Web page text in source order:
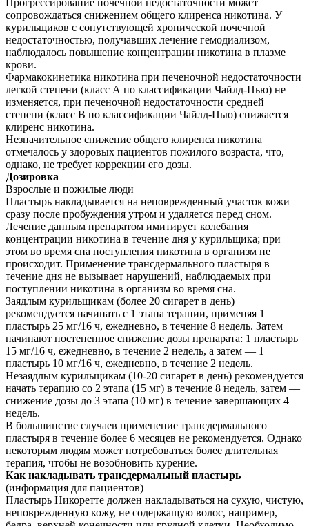
сопровождаться снижением общего клиренса никотина. У
курильщиков с сопутствующей хронической почечной
недостаточностью, получавших лечение гемодиализом,
наблюдалось повышение концентрации никотина в плазме
крови.
Фармакокинетика никотина при печеночной недостаточности
легкой степени (класс А по классификации Чайлд-Пью) не
изменяется, при печеночной недостаточности средней
степени (класс В по классификации Чайлд-Пью) снижается
клиренс никотина.
Незначительное снижение общего клиренса никотина
отмечалось у здоровых пациентов пожилого возраста, что,
однако, не требует коррекции его дозы.
Дозировка
Взрослые и пожилые люди
Пластырь накладывается на неповрежденный участок кожи
сразу после пробуждения утром и удаляется перед сном.
Лечение данным препаратом имитирует колебания
концентрации никотина в течение дня у курильщика; при
этом во время сна поступления никотина в организм не
происходит. Применение трансдермального пластыря в
течение дня не вызывает нарушений, наблюдаемых при
поступлении никотина в организм во время сна.
Заядлым курильщикам (более 20 сигарет в день)
рекомендуется начинать с 1 этапа терапии, применяя 1
пластырь 25 мг/16 ч, ежедневно, в течение 8 недель. Затем
начинают постепенное снижение дозы препарата: 1 пластырь
15 мг/16 ч, ежедневно, в течение 2 недель, а затем — 1
пластырь 10 мг/16 ч, ежедневно, в течение 2 недель.
Незаядлым курильщикам (10-20 сигарет в день) рекомендуется
начать терапию со 2 этапа (15 мг) в течение 8 недель, затем —
снижение дозы до 3 этапа (10 мг) в течение завершающих 4
недель.
В большинстве случаев применение трансдермального
пластыря в течение более 6 месяцев не рекомендуется. Однако
некоторым людям может потребоваться более длительная
терапия, чтобы не возобновить курение.
Как накладывать трансдермальный пластырь
(информация для пациентов)
Пластырь Никоретте должен накладываться на сухую, чистую,
неповрежденную кожу, не содержащую волос, например,